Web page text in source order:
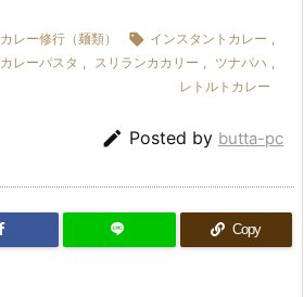
カレー修行（麺類）  インスタントカレー ,
カレーパスタ , スリランカカリー , ツナパハ ,
レトルトカレー
 Posted by butta-pc
Copy